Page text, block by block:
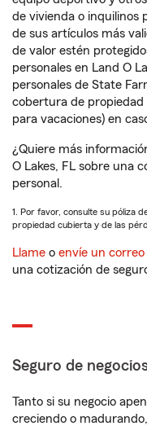
de vivienda o inquilinos
de sus artículos más
de valor estén
personales en Land O
personales de State
cobertura de propiedad
para vacaciones) en
¿Quiere más
O Lakes, FL sobre una
personal.
1. Por favor, consulte su póliza
propiedad cubierta y de las
Llame o envíe un
una cotización de
Seguro de
Tanto si su negocio
creciendo o